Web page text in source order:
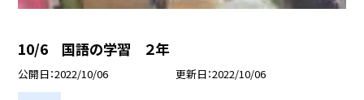
10/6 国語の学習 ２年
公開日 2022/10/06 更新日 2022/10/06